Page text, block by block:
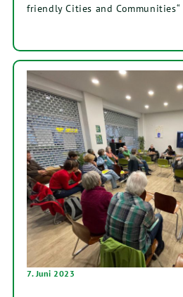
friendly Cities and
7. Juni 2023